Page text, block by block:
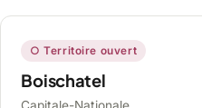
○ Territoire ouvert
Boischatel